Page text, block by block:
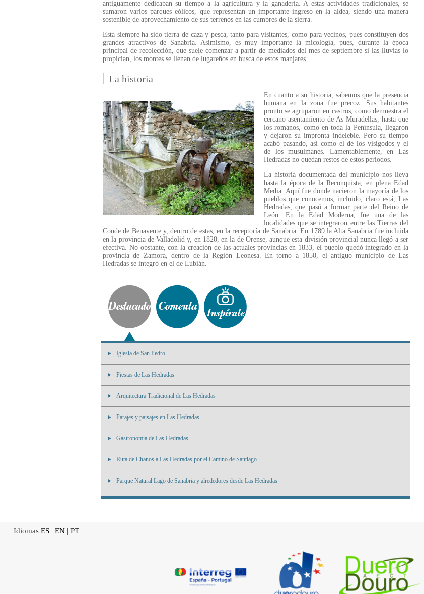
antiguamente dedicaban su tiempo a la agricultura y la ganadería. A estas actividades tradicionales, se
sumaron varios parques eólicos, que representan un importante ingreso en la aldea, siendo una manera
sostenible de aprovechamiento de sus terrenos en las cumbres de la sierra.
Esta siempre ha sido tierra de caza y pesca, tanto para visitantes, como para vecinos, pues constituyen dos
grandes atractivos de Sanabria. Asimismo, es muy importante la micología, pues, durante la época
principal de recolección, que suele comenzar a partir de mediados del mes de septiembre si las lluvias lo
propician, los montes se llenan de lugareños en busca de estos manjares.
La historia
En cuanto a su historia, sabemos que la presencia
humana en la zona fue precoz. Sus habitantes
pronto se agruparon en castros, como demuestra el
cercano asentamiento de As Muradellas, hasta que
los romanos, como en toda la Península, llegaron
y dejaron su impronta indeleble. Pero su tiempo
acabó pasando, así como el de los visigodos y el
de los musulmanes. Lamentablemente, en Las
Hedradas no quedan restos de estos periodos.
La historia documentada del municipio nos lleva
hasta la época de la Reconquista, en plena Edad
Media. Aquí fue donde nacieron la mayoría de los
pueblos que conocemos, incluido, claro está, Las
Hedradas, que pasó a formar parte del Reino de
León. En la Edad Moderna, fue una de las
localidades que se integraron entre las Tierras del
Conde de Benavente y, dentro de estas, en la receptoría de Sanabria. En 1789 la Alta Sanabria fue incluida
en la provincia de Valladolid y, en 1820, en la de Orense, aunque esta división provincial nunca llegó a ser
efectiva. No obstante, con la creación de las actuales provincias en 1833, el pueblo quedó integrado en la
provincia de Zamora, dentro de la Región Leonesa. En torno a 1850, el antiguo municipio de Las
Hedradas se integró en el de Lubián.
Iglesia de San Pedro
Fiestas de Las Hedradas
Arquitectura Tradicional de Las Hedradas
Parajes y paisajes en Las Hedradas
Gastronomía de Las Hedradas
Ruta de Chanos a Las Hedradas por el Camino de Santiago
Parque Natural Lago de Sanabria y alrededores desde Las Hedradas
Idiomas ES | EN | PT |